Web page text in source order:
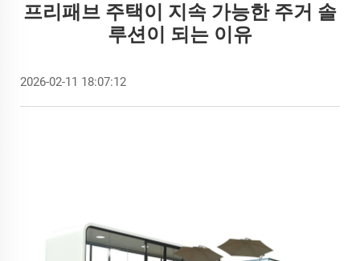
프리패브 주택이 지속 가능한 주거 솔
루션이 되는 이유
2026-02-11 18:07:12